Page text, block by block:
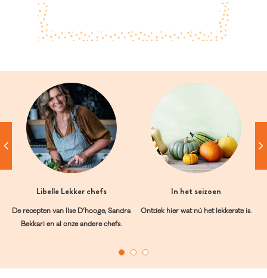
Libelle Lekker chefs
De recepten van Ilse D’hooge, Sandra
Bekkari en al onze andere chefs.
In het seizoen
Ontdek hier wat nú het lekkerste is.